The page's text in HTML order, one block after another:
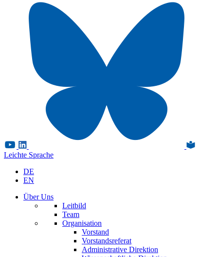
Leichte Sprache
DE
EN
Über Uns
Leitbild
Team
Organisation
Vorstand
Vorstandsreferat
Administrative Direktion